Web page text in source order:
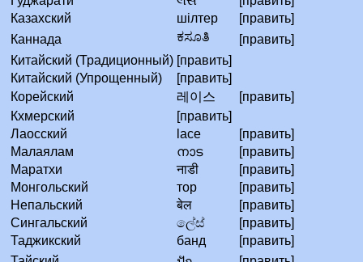
Казахский
шілтер
[править]
Каннада
ಕಸೂತಿ
[править]
Китайский (Традиционный) [править]
Китайский (Упрощенный)
[править]
Корейский
레이스
[править]
Кхмерский
[править]
Лаосский
lace
[править]
Малаялам
നാട
[править]
Маратхи
नाडी
[править]
Монгольский
тор
[править]
Непальский
बेल
[править]
Сингальский
ලේස්
[править]
Таджикский
банд
[править]